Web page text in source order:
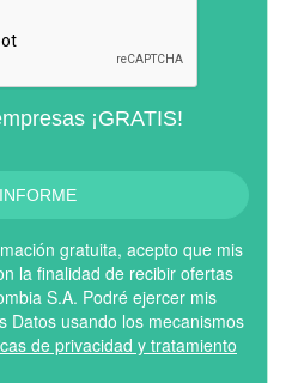
¡GRATIS!
gratuita, acepto que mis
la finalidad de recibir ofertas
S.A. Podré ejercer mis
Datos usando los mecanismos
de privacidad y tratamiento